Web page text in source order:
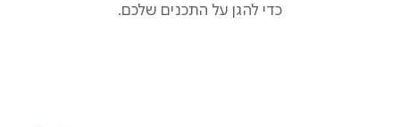
כדי להגן על התכנים שלכם.